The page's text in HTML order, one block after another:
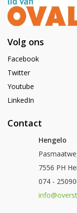
Volg ons
Facebook
Twitter
Youtube
LinkedIn
Contact
Hengelo
7556 PH
074 -